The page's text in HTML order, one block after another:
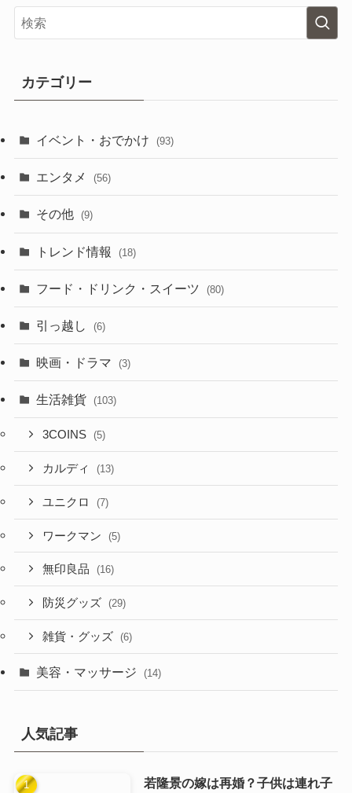
カテゴリー
イベント・おでかけ (93)
エンタメ (56)
その他 (9)
トレンド情報 (18)
フード・ドリンク・スイーツ (80)
引っ越し (6)
映画・ドラマ (3)
生活雑貨 (103)
3COINS (5)
カルディ (13)
ユニクロ (7)
ワークマン (5)
無印良品 (16)
防災グッズ (29)
雑貨・グッズ (6)
美容・マッサージ (14)
人気記事
若隆景の嫁は再婚？子供は連れ子